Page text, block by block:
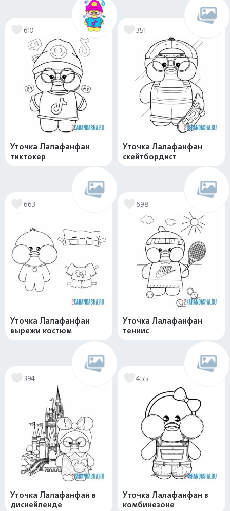
610
Уточка Лалафанфан
тиктокер
351
Уточка Лалафанфан
скейтбордист
663
Уточка Лалафанфан
вырежи костюм
698
Уточка Лалафанфан
теннис
394
Уточка Лалафанфан в
диснейленде
455
Уточка Лалафанфан в
комбинезоне